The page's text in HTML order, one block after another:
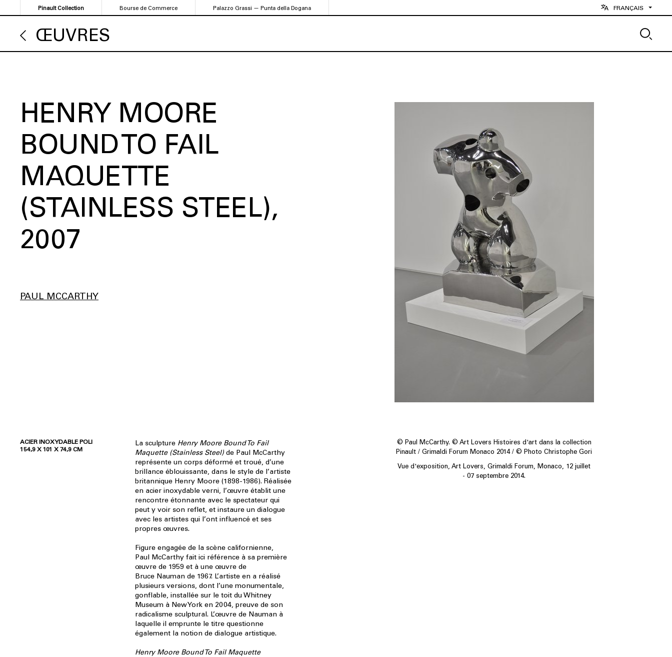
au
contenu
principal
Pinault Collection Bourse de Commerce Palazzo Grassi — Punta della Dogana FRANÇAIS
ŒUVRES
HENRY MOORE
BOUND TO FAIL
MAQUETTE
(STAINLESS STEEL)
2007
PAUL MCCARTHY
ACIER INOXYDABLE POLI
154,9 X 101 X 74,9 CM
La sculpture Henry Moore Bound To Fail
Maquette (Stainless Steel) de Paul McCarthy
représente un corps déformé et troué, d’une
brillance éblouissante, dans le style de l’artiste
britannique Henry Moore (1898-1986). Réalisée
en acier inoxydable verni, l’œuvre établit une
rencontre étonnante avec le spectateur qui
peut y voir son reflet, et instaure un dialogue
avec les artistes qui l’ont influencé et ses
propres œuvres.
Figure engagée de la scène californienne,
Paul McCarthy fait ici référence à sa première
œuvre de 1959 et à une œuvre de
Bruce Nauman de 1967. L’artiste en a réalisé
plusieurs versions, dont l’une monumentale,
gonflable, installée sur le toit du Whitney
Museum à New York en 2004, preuve de son
radicalisme sculptural. L’œuvre de Nauman à
laquelle il emprunte le titre questionne
également la notion de dialogue artistique.
Henry Moore Bound To Fail Maquette
© Paul McCarthy. © Art Lovers Histoires d'art dans la collection
Pinault / Grimaldi Forum Monaco 2014 / © Photo Christophe Gori
Vue d'exposition, Art Lovers, Grimaldi Forum, Monaco, 12 juillet
- 07 septembre 2014.